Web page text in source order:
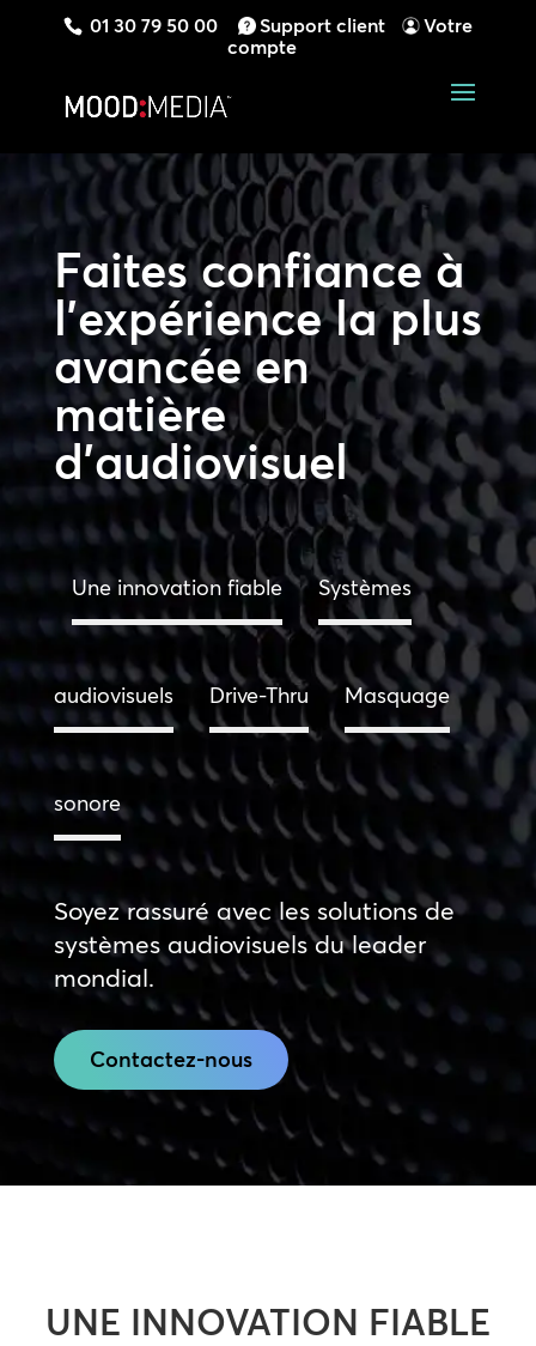
01 30 79 50 00 Support client
Votre
compte
Faites confiance à
l’expérience la plus
avancée en
matière
d’audiovisuel
Une innovation fiable Systèmes
audiovisuels Drive-Thru Masquage
sonore
Soyez rassuré avec les solutions de
systèmes audiovisuels du leader
mondial.
Contactez-nous
UNE INNOVATION FIABLE